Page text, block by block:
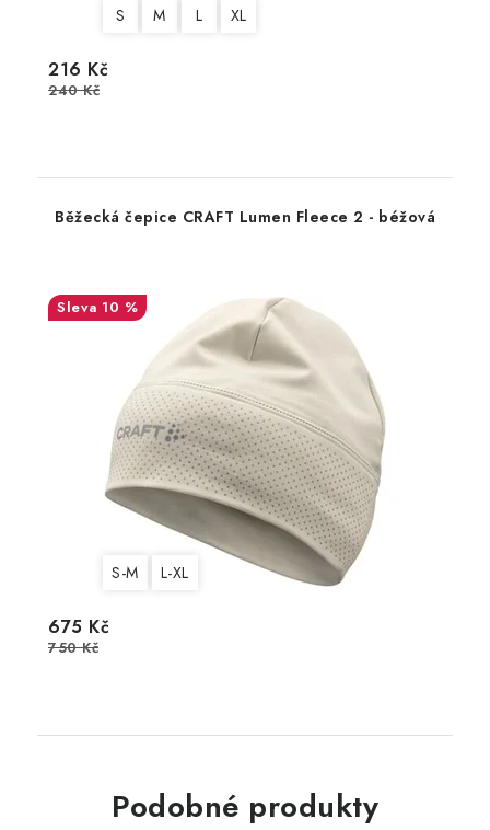
S M L XL
216 Kč
240 Kč
Běžecká čepice CRAFT Lumen Fleece 2 - béžová
10 %
S-M L-XL
675 Kč
750 Kč
Podobné produkty